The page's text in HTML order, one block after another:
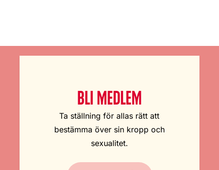
BLI MEDLEM
Ta ställning för allas rätt att
bestämma över sin kropp och
sexualitet.